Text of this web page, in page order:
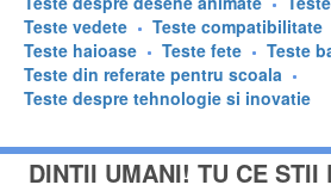
Teste vedete
Teste compatibilitate
Teste haioase
Teste fete Teste
Teste din referate pentru scoala
Teste despre tehnologie si inovatie
DINTII UMANI! TU CE STII